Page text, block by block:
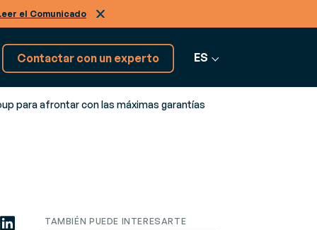
el Comunicado
Contactar con un experto ES
para afrontar con las máximas garantías
TAMBIÉN PUEDE INTERESARTE